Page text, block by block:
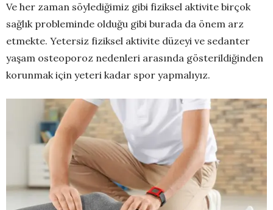
Ve her zaman söylediğimiz gibi fiziksel aktivite birçok
sağlık probleminde olduğu gibi burada da önem arz
etmekte. Yetersiz fiziksel aktivite düzeyi ve sedanter
yaşam osteoporoz nedenleri arasında gösterildiğinden
korunmak için yeteri kadar spor yapmalıyız.